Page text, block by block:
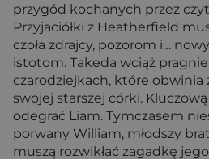
przygód kochanych przez
Przyjaciółki z Heatherfield
czoła zdrajcy, pozorom i…
istotom. Takeda wciąż
czarodziejkach, które obwinia
swojej starszej córki.
odegrać Liam. Tymczasem
porwany William, młodszy
muszą rozwikłać zagadkę